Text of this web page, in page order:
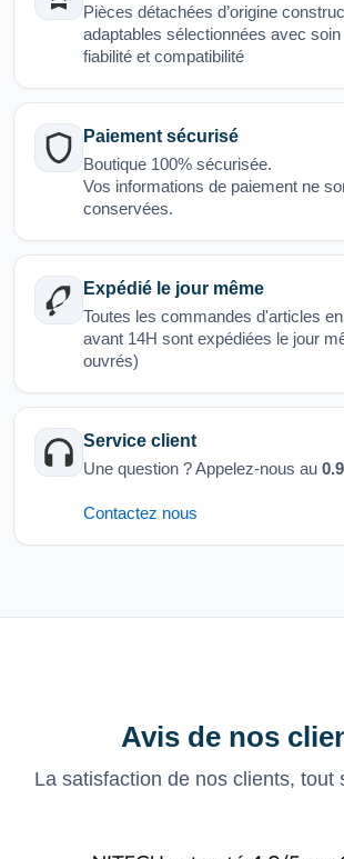
Pièces détachées d’origine
adaptables sélectionnées avec
fiabilité et compatibilité
Paiement sécurisé
Boutique 100% sécurisée.
Vos informations de paiement ne
conservées.
Expédié le jour même
Toutes les commandes d'articles
avant 14H sont expédiées le jour
ouvrés)
Service client
Une question ? Appelez-nous au
Contactez nous
Avis de nos
La satisfaction de nos clients, tout